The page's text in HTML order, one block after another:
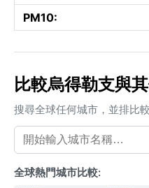
PM10:
比較烏得勒支與
搜尋全球任何城市，並排比
全球熱門城市比較: